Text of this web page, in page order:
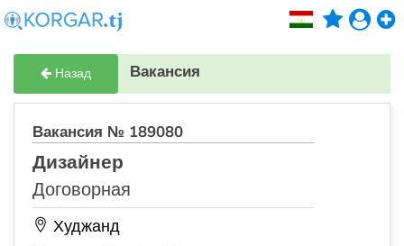
Назад Вакансия
Вакансия № 189080
Дизайнер
Договорная
Худжанд